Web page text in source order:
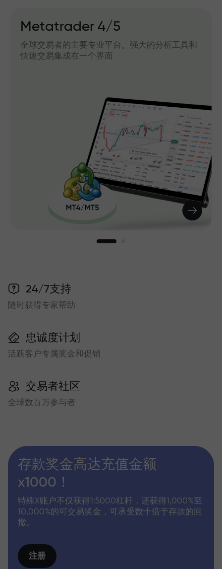
Metatrader 4/5
全球交易者的主要专业平台。强大的分析工具和
快速交易集成在一个界面
24/7支持
随时获得专家帮助
忠诚度计划
活跃客户专属奖金和促销
交易者社区
全球数百万参与者
存款奖金高达充值金额
x1000！
特殊X账户不仅获得1:5000杠杆，还获得1,000%至
10,000%的可交易奖金，可承受数十倍于存款的回
撤。
注册